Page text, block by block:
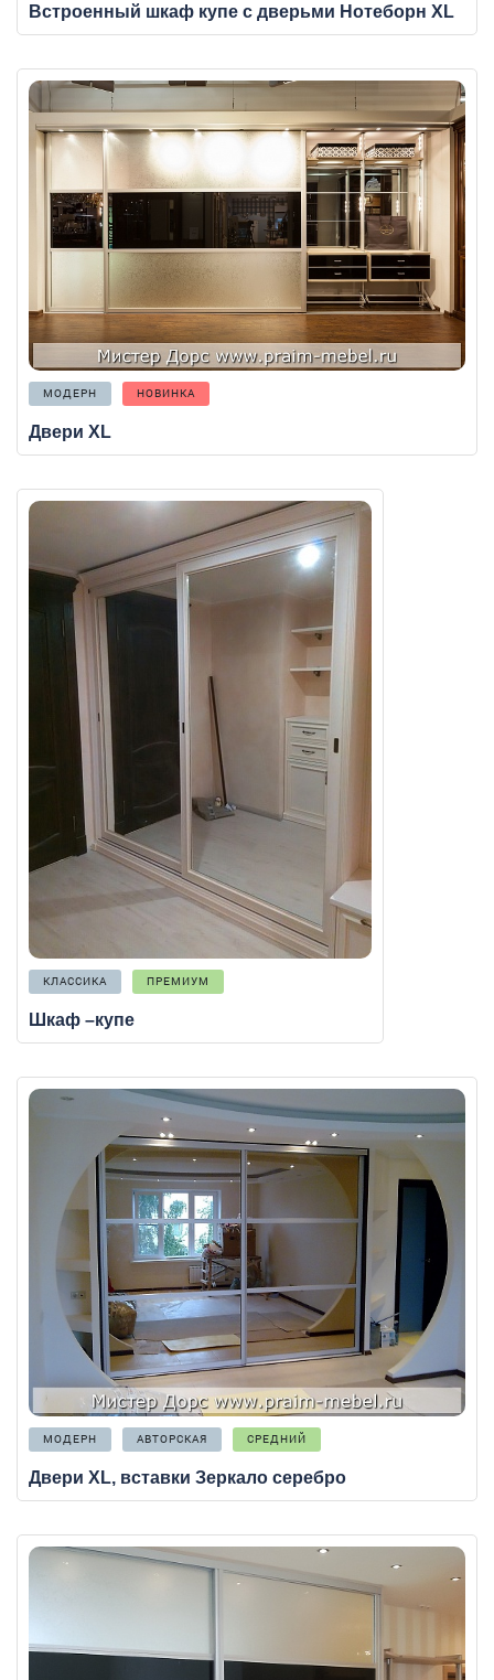
Встроенный шкаф купе с дверьми Нотеборн XL
МОДЕРН НОВИНКА
Двери XL
КЛАССИКА ПРЕМИУМ
Шкаф –купе
МОДЕРН АВТОРСКАЯ СРЕДНИЙ
Двери XL, вставки Зеркало серебро